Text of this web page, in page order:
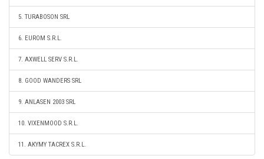
5. TURABOSON SRL
6. EUROM S.R.L.
7. AXWELL SERV S.R.L.
8. GOOD WANDERS SRL
9. ANLASEN 2003 SRL
10. VIXENMOOD S.R.L.
11. AKYMY TACREX S.R.L.